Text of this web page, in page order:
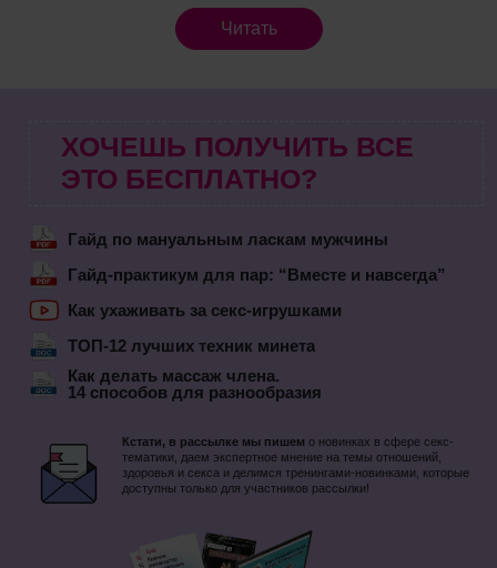
Читать
ХОЧЕШЬ ПОЛУЧИТЬ ВСЕ
ЭТО БЕСПЛАТНО?
Гайд по мануальным ласкам мужчины
Гайд-практикум для пар: “Вместе и навсегда”
Как ухаживать за секс-игрушками
ТОП-12 лучших техник минета
Как делать массаж члена.
14 способов для разнообразия
Кстати, в рассылке мы пишем о новинках в сфере секс-
тематики, даем экспертное мнение на темы отношений,
здоровья и секса и делимся тренингами-новинками, которые
доступны только для участников рассылки!